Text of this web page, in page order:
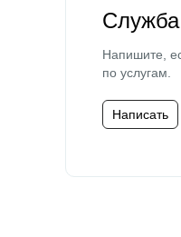
Напишите,
по услугам.
Написать